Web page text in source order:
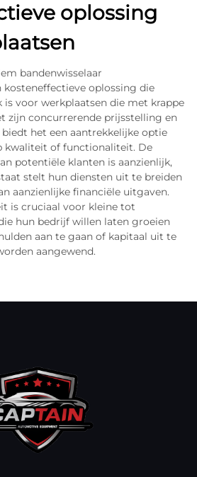
oplossing
bandenwisselaar
oplossing die
is voor werkplaatsen die met krappe
zijn concurrerende prijsstelling en
het een aantrekkelijke optie
kwaliteit of functionaliteit. De
potentiële klanten is aanzienlijk,
stelt hun diensten uit te breiden
aanzienlijke financiële uitgaven.
is cruciaal voor kleine tot
hun bedrijf willen laten groeien
aan te gaan of kapitaal uit te
aangewend.